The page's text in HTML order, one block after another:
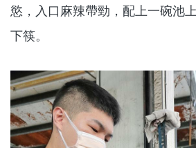
慾，入口麻辣帶勁，配上一碗池
下筷。